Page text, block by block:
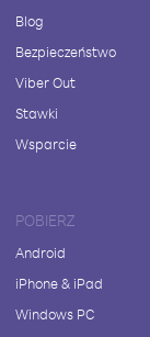
Blog
Bezpieczeństwo
Viber Out
Stawki
Wsparcie
POBIERZ
Android
iPhone & iPad
Windows PC